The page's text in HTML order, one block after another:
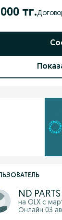
тг.
ND PARTS
на OLX с
Онлайн 03